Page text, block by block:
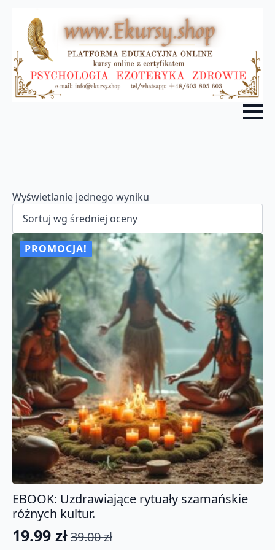
Wyświetlanie jednego wyniku
PROMOCJA!
EBOOK: Uzdrawiające rytuały szamańskie
różnych kultur.
39.00zł
Pierwotna
19.99 zł
Aktualna